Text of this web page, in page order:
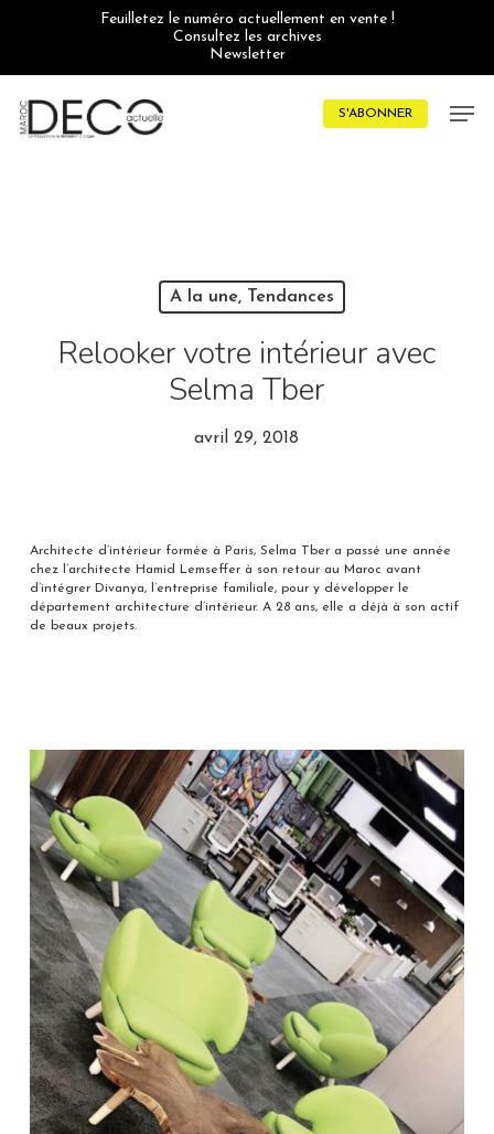
Feuilletez le numéro actuellement en vente !
Consultez les archives
Newsletter
S'ABONNER
A la une, Tendances
Relooker votre intérieur avec
Selma Tber
avril 29, 2018
Architecte d’intérieur formée à Paris, Selma Tber a passé une année
chez l’architecte Hamid Lemseffer à son retour au Maroc avant
d’intégrer Divanya, l’entreprise familiale, pour y développer le
département architecture d’intérieur. A 28 ans, elle a déjà à son actif
de beaux projets.